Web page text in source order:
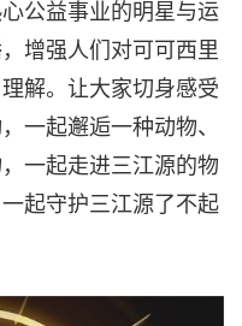
公益事业的明星与运
增强人们对可可西里
解。让大家切身感受
一起邂逅一种动物、
一起走进三江源的物
起守护三江源了不起